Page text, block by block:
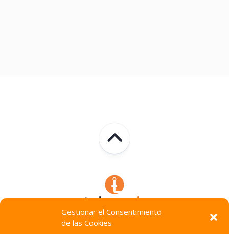
Gestionar el Consentimiento
de las Cookies
Technocracia © 2026. Todos Los Derechos Reservados.